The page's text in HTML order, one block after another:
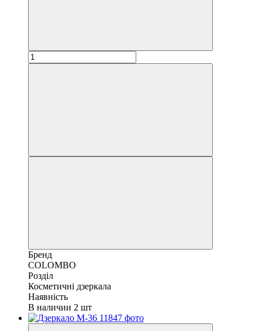
Бренд
COLOMBO
Розділ
Косметичні дзеркала
Наявність
В наличии 2 шт